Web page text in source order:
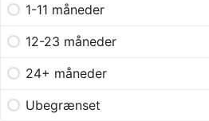
1-11 måneder
12-23 måneder
24+ måneder
Ubegrænset